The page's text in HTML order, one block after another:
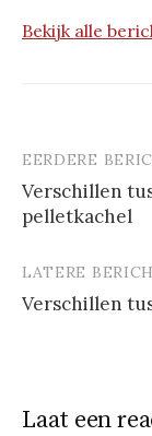
Bekijk alle
EERDERE
Verschillen
pelletkachel
LATERE
Verschillen
Laat een